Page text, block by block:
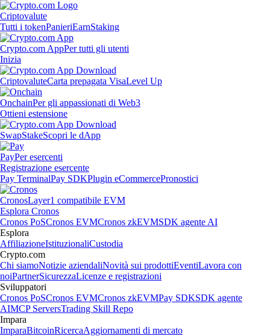
Criptovalute
Tutti i tokenPanieriEarnStaking
Crypto.com AppPer tutti gli utenti
Inizia
CriptovaluteCarta prepagata VisaLevel Up
OnchainPer gli appassionati di Web3
Ottieni estensione
SwapStakeScopri le dApp
PayPer esercenti
Registrazione esercente
Pay TerminalPay SDKPlugin eCommercePronostici
CronosLayer1 compatibile EVM
Esplora Cronos
Cronos PoSCronos EVMCronos zkEVMSDK agente AI
Esplora
AffiliazioneIstituzionaliCustodia
Crypto.com
Chi siamoNotizie aziendaliNovità sui prodottiEventiLavora con
noiPartnerSicurezzaLicenze e registrazioni
Sviluppatori
Cronos PoSCronos EVMCronos zkEVMPay SDKSDK agente
AIMCP ServersTrading Skill Repo
Impara
ImparaBitcoinRicercaAggiornamenti di mercato